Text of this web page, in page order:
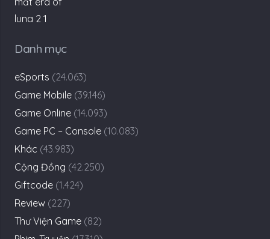
Danh mục
eSports (24.063)
Game Mobile (39.146)
Game Online (14.093)
Game PC – Console (10.083)
Khác (43.983)
Cộng Đồng (42.250)
Giftcode (1.424)
Review (227)
Thư Viện Game (82)